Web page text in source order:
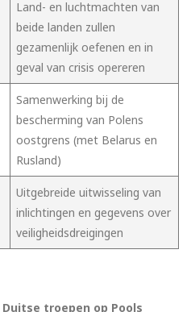
Land- en luchtmachten van
beide landen zullen
gezamenlijk oefenen en in
geval van crisis opereren
Samenwerking bij de
bescherming van Polens
oostgrens (met Belarus en
Rusland)
Uitgebreide uitwisseling van
inlichtingen en gegevens over
veiligheidsdreigingen
Duitse troepen op Pools